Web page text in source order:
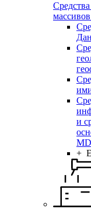
и
+